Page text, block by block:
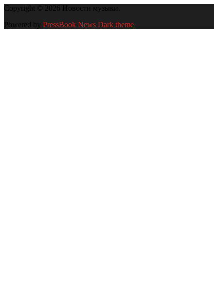
Copyright © 2026 Новости музыки.
Powered by PressBook News Dark theme